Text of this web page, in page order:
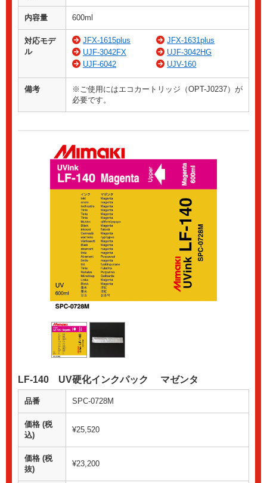
内容量 600ml
対応モデ
ル
JFX-1615plus
JFX-1631plus
UJF-3042FX
UJF-3042HG
UJF-6042
UJV-160
備考
※ご使用にはエコカートリッジ（OPT-J0237）が
必要です。
LF-140 UV硬化インクパック マゼンタ
品番 SPC-0728M
価格 (税
込)
¥25,520
価格 (税
抜)
¥23,200